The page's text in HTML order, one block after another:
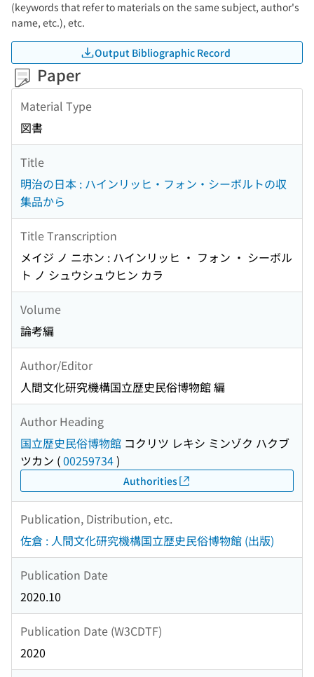
(keywords that refer to materials on the same subject, author's
name, etc.), etc.
Output Bibliographic Record
Paper
Material Type
図書
Title
明治の日本 : ハインリッヒ・フォン・シーボルトの収
集品から
Title Transcription
メイジ ノ ニホン : ハインリッヒ ・ フォン ・ シーボル
ト ノ シュウシュウヒン カラ
Volume
論考編
Author/Editor
人間文化研究機構国立歴史民俗博物館 編
Author Heading
国立歴史民俗博物館 コクリツ レキシ ミンゾク ハクブ
ツカン (00259734)
Authorities
Publication, Distribution, etc.
佐倉 : 人間文化研究機構国立歴史民俗博物館 (出版)
Publication Date
2020.10
Publication Date (W3CDTF)
2020